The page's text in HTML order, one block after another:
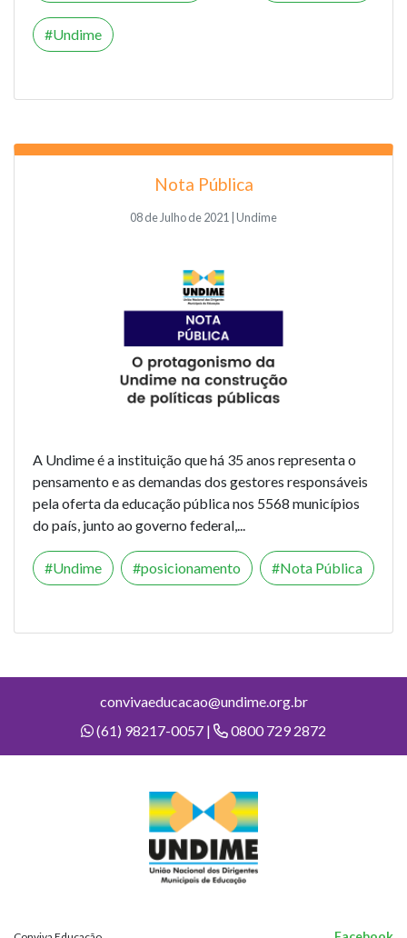
Undime
Nota Pública
08 de Julho de 2021 | Undime
A Undime é a instituição que há 35 anos representa o
pensamento e as demandas dos gestores responsáveis
pela oferta da educação pública nos 5568 municípios
do país, junto ao governo federal,...
Undime posicionamento Nota Pública
convivaeducacao@undime.org.br
(61) 98217-0057 |
0800 729 2872